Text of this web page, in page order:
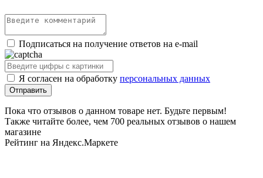
Подписаться на получение ответов на e-mail
Я согласен на обработку персональных данных
Пока что отзывов о данном товаре нет. Будьте первым!
Также читайте более, чем 700 реальных отзывов о нашем
магазине
Рейтинг на Яндекс.Маркете